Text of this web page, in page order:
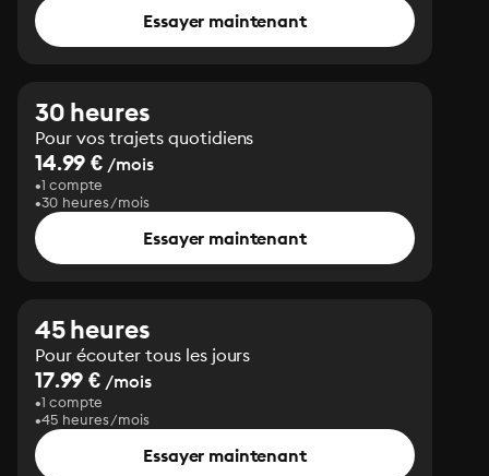
Essayer maintenant
30 heures
Pour vos trajets quotidiens
14.99 € /mois
1 compte
30 heures/mois
Essayer maintenant
45 heures
Pour écouter tous les jours
17.99 € /mois
1 compte
45 heures/mois
Essayer maintenant